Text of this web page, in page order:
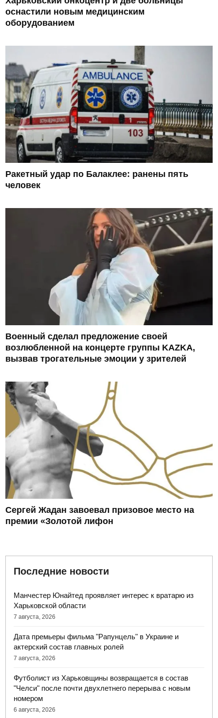
оснастили новым медицинским
оборудованием
Ракетный удар по Балаклее: ранены пять
человек
Военный сделал предложение своей
возлюбленной на концерте группы KAZKA,
вызвав трогательные эмоции у зрителей
Сергей Жадан завоевал призовое место на
премии «Золотой лифон
Последние новости
Манчестер Юнайтед проявляет интерес к вратарю из
Харьковской области
7 августа, 2026
Дата премьеры фильма "Рапунцель" в Украине и
актерский состав главных ролей
7 августа, 2026
Футболист из Харьковщины возвращается в состав
"Челси" после почти двухлетнего перерыва с новым
номером
6 августа, 2026